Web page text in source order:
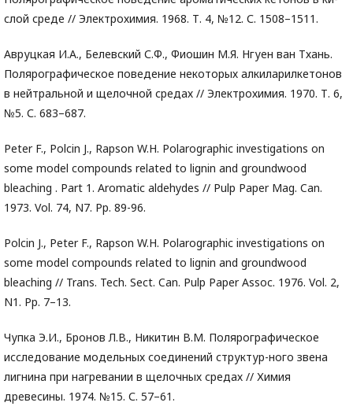
слой среде // Электрохимия. 1968. Т. 4, №12. С. 1508–1511.
Авруцкая И.А., Белевский С.Ф., Фиошин М.Я. Нгуен ван Тхань.
Полярографическое поведение некоторых алкиларилкетонов
в нейтральной и щелочной средах // Электрохимия. 1970. Т. 6,
№5. С. 683–687.
Peter F., Polcin J., Rapson W.H. Polarographic investigations on
some model compounds related to lignin and groundwood
bleaching . Part 1. Aromatic aldehydes // Pulp Paper Mag. Can.
1973. Vol. 74, N7. Pp. 89-96.
Polcin J., Peter F., Rapson W.H. Polarographic investigations on
some model compounds related to lignin and groundwood
bleaching // Trans. Tech. Sect. Can. Pulp Paper Assoc. 1976. Vol. 2,
N1. Pp. 7–13.
Чупка Э.И., Бронов Л.В., Никитин В.М. Полярографическое
исследование модельных соединений структур-ного звена
лигнина при нагревании в щелочных средах // Химия
древесины. 1974. №15. С. 57–61.